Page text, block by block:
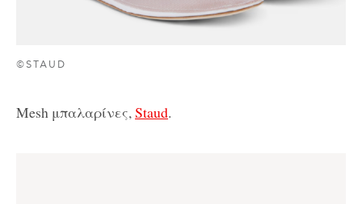
©STAUD
Mesh μπαλαρίνες,Staud.